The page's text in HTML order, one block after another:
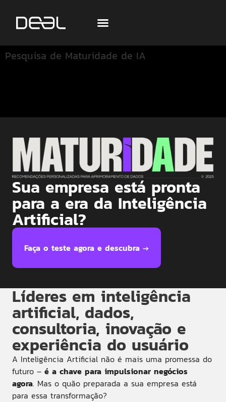
Pesquisa de Maturidade de IA
Sua empresa está pronta
para a era da Inteligência
Artificial?​
Faça o teste agora e descubra →
Líderes em inteligência
artificial, dados,
consultoria, inovação e
experiência do usuário
A Inteligência Artificial não é mais uma promessa do
futuro – é a chave para impulsionar negócios
agora. Mas o quão preparada a sua empresa está
para essa transformação?